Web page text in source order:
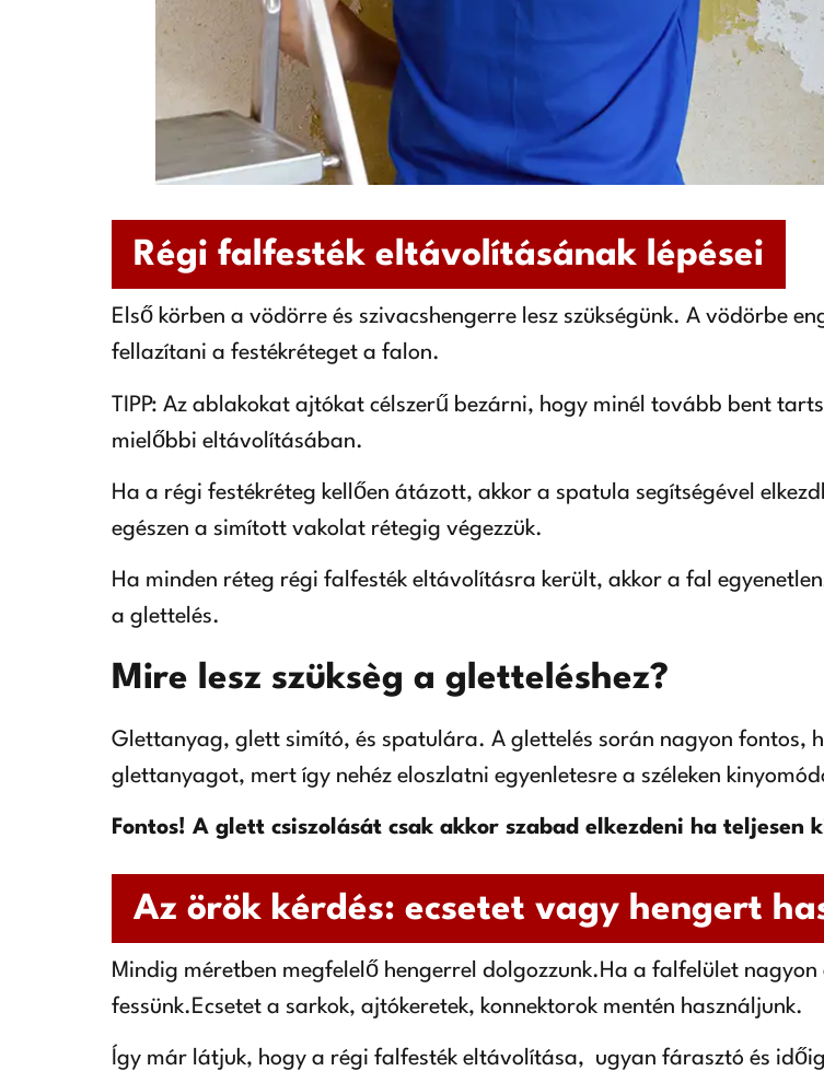
Régi falfesték eltávolításának lépései
Első körben a vödörre és szivacshengerre lesz szükségünk. A vödörbe
fellazítani a festékréteget a falon.
TIPP: Az ablakokat ajtókat célszerű bezárni, hogy minél tovább bent
mielőbbi eltávolításában.
Ha a régi festékréteg kellően átázott, akkor a spatula segítségével
egészen a simított vakolat rétegig végezzük.
Ha minden réteg régi falfesték eltávolításra került, akkor a fal
a glettelés.
Mire lesz szüksèg a gletteléshez?
Glettanyag, glett simító, és spatulára. A glettelés során nagyon fontos,
glettanyagot, mert így nehéz eloszlatni egyenletesre a széleken
Fontos! A glett csiszolását csak akkor szabad elkezdeni ha teljesen
Az örök kérdés: ecsetet vagy hengert
Mindig méretben megfelelő hengerrel dolgozzunk.Ha a falfelület
fessünk.Ecsetet a sarkok, ajtókeretek, konnektorok mentén használjunk.
Így már látjuk, hogy a régi falfesték eltávolítása, ugyan fárasztó és